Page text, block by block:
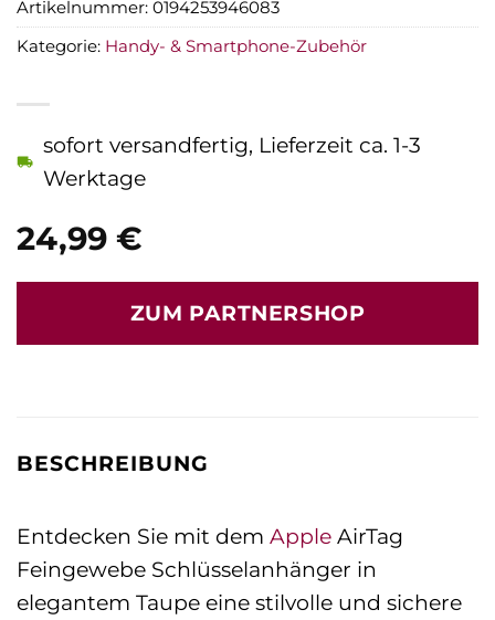
24,99 €
sofort versandfertig, Lieferzeit ca. 1-3
Werktage
ZUM PARTNERSHOP
Artikelnummer: 0194253946083
Kategorie: Handy- & Smartphone-Zubehör
BESCHREIBUNG
Entdecken Sie mit dem Apple AirTag
Feingewebe Schlüsselanhänger in
elegantem Taupe eine stilvolle und sichere